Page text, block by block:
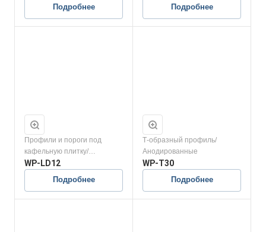
Подробнее Подробнее
Профили и пороги под
кафельную плитку/
Анодированные
WP-LD12
Подробнее
Т-образный профиль/
Анодированные
WP-T30
Подробнее